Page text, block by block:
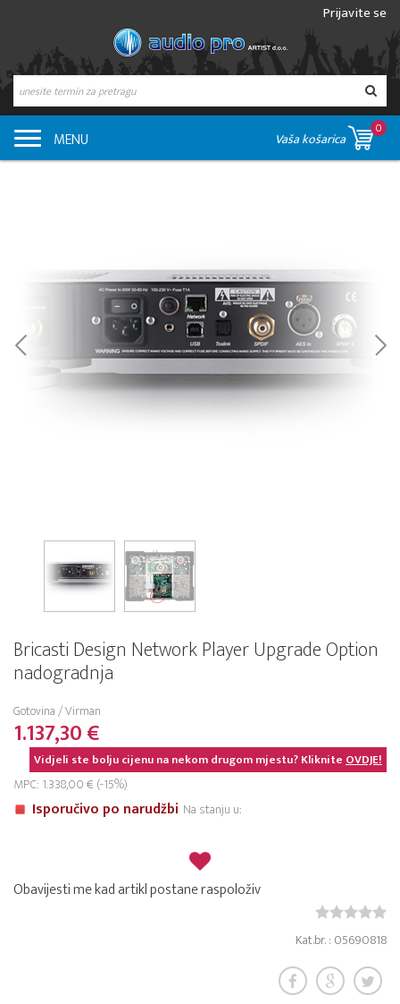
Prijavite se
MENU Vaša košarica
0
Bricasti Design Network Player Upgrade Option
nadogradnja
Gotovina / Virman
1.137,30 €
Vidjeli ste bolju cijenu na nekom drugom mjestu? KlikniteOVDJE!
MPC: 1.338,00 € (-15%)
Isporučivo po narudžbi Na stanju u:
Obavijesti me kad artikl postane raspoloživ
Kat.br. : 05690818